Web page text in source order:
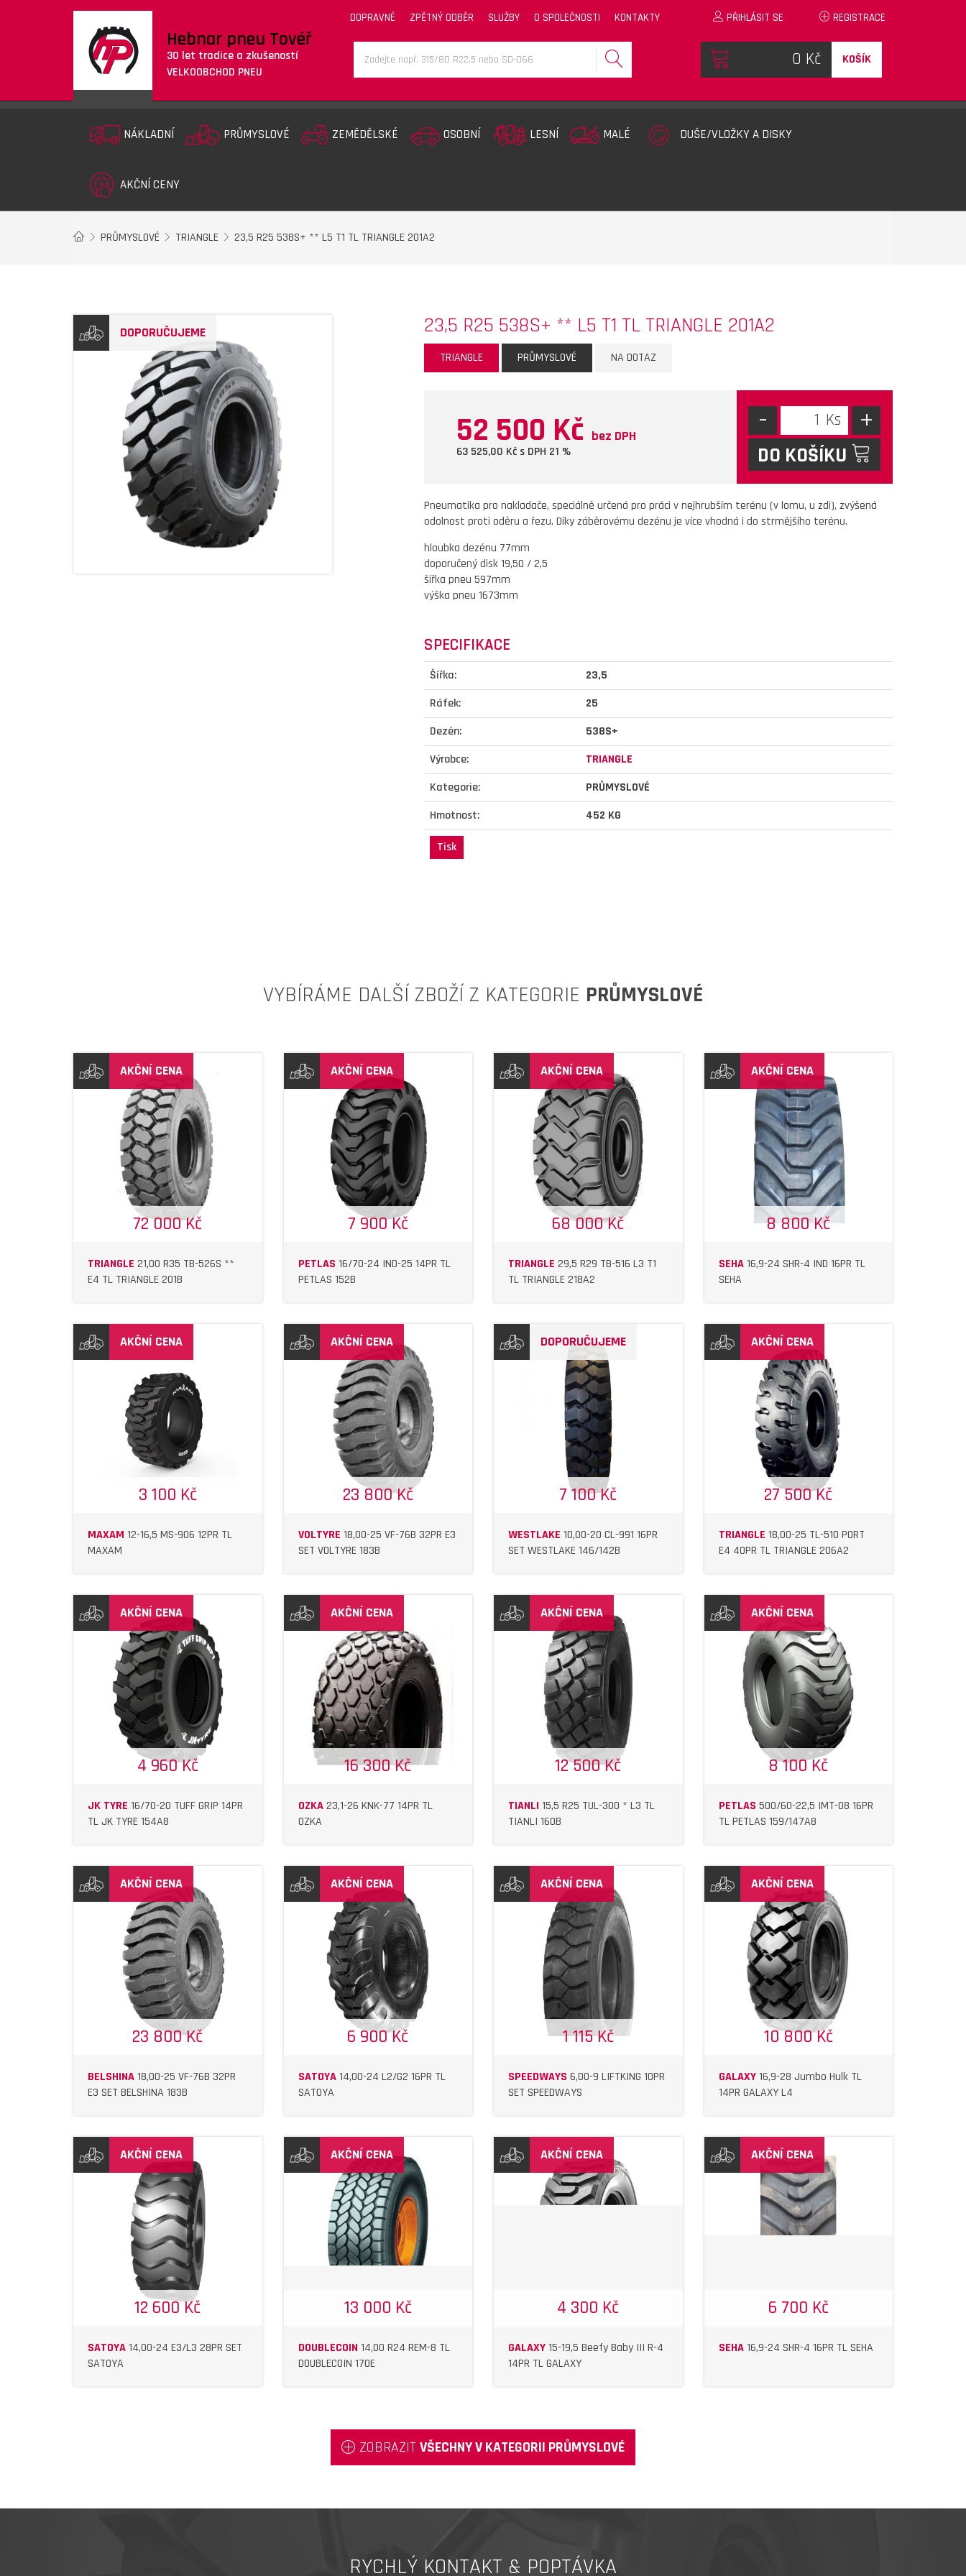
Hebnar pneu Tovéř
30 let tradice a zkušeností
VELKOOBCHOD PNEU
DOPRAVNÉ ZPĚTNÝ ODBĚR SLUŽBY O SPOLEČNOSTI KONTAKTY PŘIHLÁSIT SE REGISTRACE
KOŠÍK
NÁKLADNÍ PRŮMYSLOVÉ ZEMĚDĚLSKÉ OSOBNÍ LESNÍ MALÉ DUŠE/VLOŽKY A DISKY
AKČNÍ CENY
PRŮMYSLOVÉ TRIANGLE 23,5 R25 538S+ ** L5 T1 TL TRIANGLE 201A2
23,5 R25 538S+ ** L5 T1 TL TRIANGLE 201A2
TRIANGLE PRŮMYSLOVÉ NA DOTAZ
52 500 Kč bez DPH
63 525,00 Kč s DPH 21 %
- +
DO KOŠÍKU
Pneumatika pro nakladače, speciálně určená pro práci v nejhrubším terénu (v lomu, u zdi), zvýšená
odolnost proti oděru a řezu. Díky záběrovému dezénu je více vhodná i do strmějšího terénu.
hloubka dezénu 77mm
doporučený disk 19,50 / 2,5
šířka pneu 597mm
výška pneu 1673mm
SPECIFIKACE
Šířka:
23,5
Ráfek:
25
Dezén:
538S+
Výrobce:
TRIANGLE
Kategorie:
PRŮMYSLOVÉ
Hmotnost:
452 KG
Tisk
DOPORUČUJEME
VYBÍRÁME DALŠÍ ZBOŽÍ Z KATEGORIE PRŮMYSLOVÉ
AKČNÍ CENA
72 000 Kč
TRIANGLE 21,00 R35 TB-526S **
E4 TL TRIANGLE 201B
AKČNÍ CENA
DETAIL
7 900 Kč
PETLAS 16/70-24 IND-25 14PR TL
PETLAS 152B
AKČNÍ CENA
DETAIL
68 000 Kč
TRIANGLE 29,5 R29 TB-516 L3 T1
TL TRIANGLE 218A2
AKČNÍ CENA
DETAIL
8 800 Kč
SEHA16,9-24 SHR-4 IND 16PR TL
SEHA
AKČNÍ CENA
3 100 Kč
MAXAM 12-16,5 MS-906 12PR TL
MAXAM
AKČNÍ CENA
DETAIL
23 800 Kč
VOLTYRE 18,00-25 VF-76B 32PR E3
SET VOLTYRE 183B
DOPORUČUJEME
DETAIL
7 100 Kč
WESTLAKE 10,00-20 CL-991 16PR
SET WESTLAKE 146/142B
AKČNÍ CENA
DETAIL
27 500 Kč
TRIANGLE 18,00-25 TL-510 PORT
E4 40PR TL TRIANGLE 206A2
AKČNÍ CENA
4 960 Kč
JK TYRE 16/70-20 TUFF GRIP 14PR
TL JK TYRE 154A8
AKČNÍ CENA
DETAIL
16 300 Kč
OZKA23,1-26 KNK-77 14PR TL
OZKA
AKČNÍ CENA
DETAIL
12 500 Kč
TIANLI 15,5 R25 TUL-300 * L3 TL
TIANLI 160B
AKČNÍ CENA
DETAIL
8 100 Kč
PETLAS 500/60-22,5 IMT-08 16PR
TL PETLAS 159/147A8
AKČNÍ CENA
23 800 Kč
BELSHINA18,00-25 VF-76B 32PR
E3 SET BELSHINA 183B
AKČNÍ CENA
DETAIL
6 900 Kč
SATOYA14,00-24 L2/G2 16PR TL
SATOYA
AKČNÍ CENA
DETAIL
1 115 Kč
SPEEDWAYS 6,00-9 LIFTKING 10PR
SET SPEEDWAYS
AKČNÍ CENA
DETAIL
10 800 Kč
GALAXY16,9-28 Jumbo Hulk TL
14PR GALAXY L4
AKČNÍ CENA
12 600 Kč
SATOYA14,00-24 E3/L3 28PR SET
SATOYA
AKČNÍ CENA
DETAIL
13 000 Kč
DOUBLECOIN 14,00 R24 REM-8 TL
DOUBLECOIN 170E
AKČNÍ CENA
DETAIL
4 300 Kč
GALAXY15-19,5 Beefy Baby III R-4
14PR TL GALAXY
AKČNÍ CENA
6 700 Kč
SEHA16,9-24 SHR-4 16PR TL SEHA
ZOBRAZITVŠECHNY V KATEGORII PRŮMYSLOVÉ
RYCHLÝ KONTAKT & POPTÁVKA